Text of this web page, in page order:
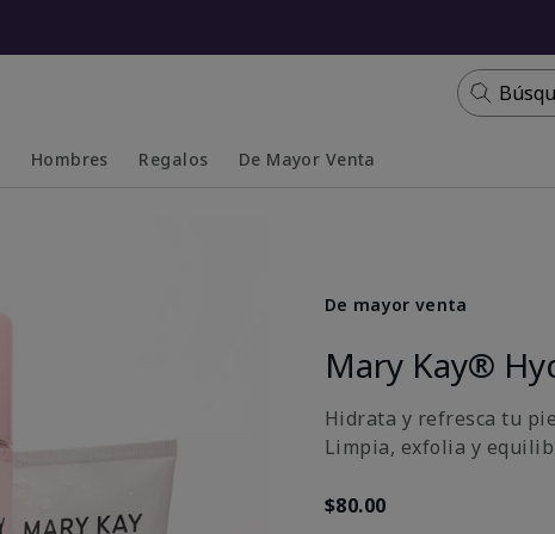
Hombres Regalos De Mayor Venta
De mayor venta
Mary Kay®
Hidrata y refresca tu
Limpia, exfolia y
$80.00